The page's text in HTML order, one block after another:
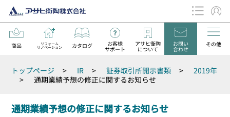
商品 リフォーム
リノベーション カタログ お客様
サポート
アサヒ衛陶
について
お問い
合わせ
その他
データダウンロード
お知らせ
トップページ > IR > 証券取引所開示書類 >
2019年
>
通期業績予想の修正に関するお知らせ
通期業績予想の修正に関するお知らせ